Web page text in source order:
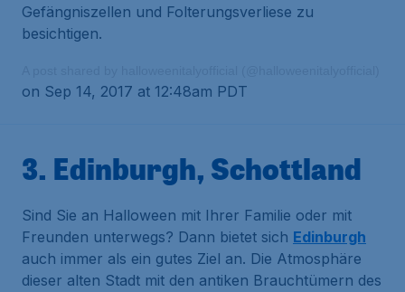
Gefängniszellen und Folterungsverliese zu
besichtigen.
on Sep 14, 2017 at 12:48am PDT
3. Edinburgh, Schottland
Sind Sie an Halloween mit Ihrer Familie oder mit
Freunden unterwegs? Dann bietet sich Edinburgh
auch immer als ein gutes Ziel an. Die Atmosphäre
dieser alten Stadt mit den antiken Brauchtümern des